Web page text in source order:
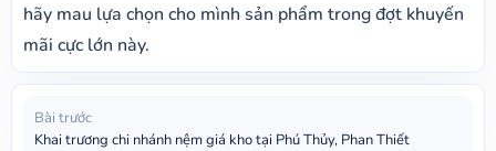
hãy mau lựa chọn cho mình sản phẩm trong đợt khuyến
mãi cực lớn này.
Bài trước
Khai trương chi nhánh nệm giá kho tại Phú Thủy, Phan Thiết